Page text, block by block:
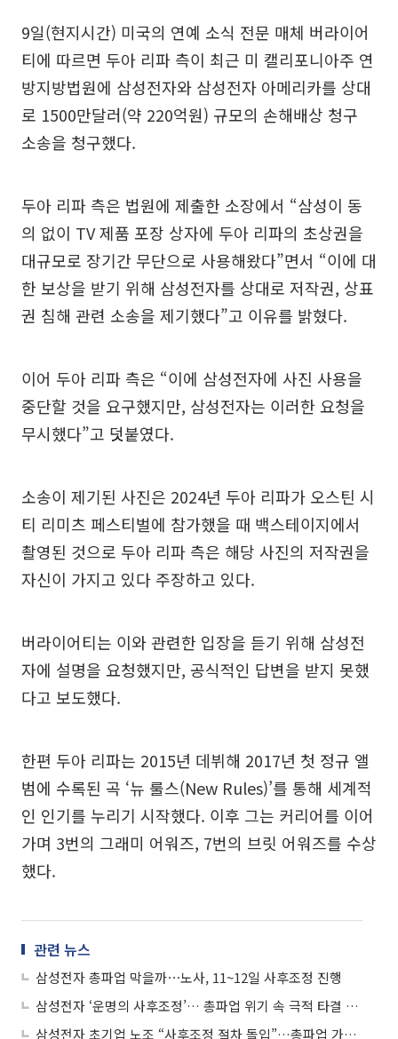
9일(현지시간) 미국의 연예 소식 전문 매체 버라이어
티에 따르면 두아 리파 측이 최근 미 캘리포니아주 연
방지방법원에 삼성전자와 삼성전자 아메리카를 상대
로 1500만달러(약 220억원) 규모의 손해배상 청구
소송을 청구했다.
두아 리파 측은 법원에 제출한 소장에서 “삼성이 동
의 없이 TV 제품 포장 상자에 두아 리파의 초상권을
대규모로 장기간 무단으로 사용해왔다”면서 “이에 대
한 보상을 받기 위해 삼성전자를 상대로 저작권, 상표
권 침해 관련 소송을 제기했다”고 이유를 밝혔다.
이어 두아 리파 측은 “이에 삼성전자에 사진 사용을
중단할 것을 요구했지만, 삼성전자는 이러한 요청을
무시했다”고 덧붙였다.
소송이 제기된 사진은 2024년 두아 리파가 오스틴 시
티 리미츠 페스티벌에 참가했을 때 백스테이지에서
촬영된 것으로 두아 리파 측은 해당 사진의 저작권을
자신이 가지고 있다 주장하고 있다.
버라이어티는 이와 관련한 입장을 듣기 위해 삼성전
자에 설명을 요청했지만, 공식적인 답변을 받지 못했
다고 보도했다.
한편 두아 리파는 2015년 데뷔해 2017년 첫 정규 앨
범에 수록된 곡 ‘뉴 룰스(New Rules)’를 통해 세계적
인 인기를 누리기 시작했다. 이후 그는 커리어를 이어
가며 3번의 그래미 어워즈, 7번의 브릿 어워즈를 수상
했다.
관련 뉴스
삼성전자 총파업 막을까⋯노사, 11~12일 사후조정 진행
삼성전자 ‘운명의 사후조정’… 총파업 위기 속 극적 타결 이뤄낼까
삼성전자 초기업 노조 “사후조정 절차 돌입”…총파업 가능성도 여전